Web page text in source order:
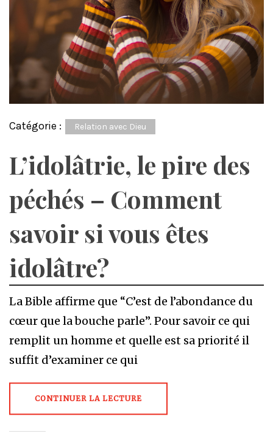
Catégorie : Relation avec Dieu
L’idolâtrie, le pire des
péchés – Comment
savoir si vous êtes
idolâtre?
La Bible affirme que “C’est de l’abondance du
cœur que la bouche parle”. Pour savoir ce qui
remplit un homme et quelle est sa priorité il
suffit d’examiner ce qui
CONTINUER LA LECTURE